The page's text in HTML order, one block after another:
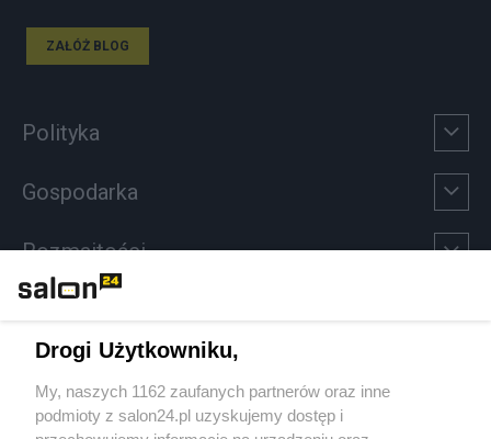
ZAŁÓŻ BLOG
Polityka
Gospodarka
Rozmaitości
Sport
Społeczeństwo
Drogi Użytkowniku,
My, naszych 1162 zaufanych partnerów oraz inne
podmioty z salon24.pl uzyskujemy dostęp i